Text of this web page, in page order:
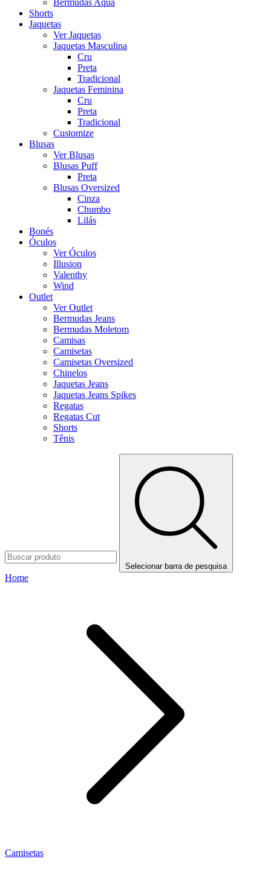
Bermudas Aqua
Shorts
Jaquetas
Ver Jaquetas
Jaquetas Masculina
Cru
Preta
Tradicional
Jaquetas Feminina
Cru
Preta
Tradicional
Customize
Blusas
Ver Blusas
Blusas Puff
Preta
Blusas Oversized
Cinza
Chumbo
Lilás
Bonés
Óculos
Ver Óculos
Illusion
Valenthy
Wind
Outlet
Ver Outlet
Bermudas Jeans
Bermudas Moletom
Camisas
Camisetas
Camisetas Oversized
Chinelos
Jaquetas Jeans
Jaquetas Jeans Spikes
Regatas
Regatas Cut
Shorts
Tênis
Selecionar barra de pesquisa
Home
Camisetas